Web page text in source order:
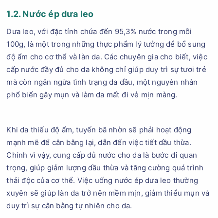
1.2. Nước ép dưa leo
Dưa leo, với đặc tính chứa đến 95,3% nước trong mỗi
100g, là một trong những thực phẩm lý tưởng để bổ sung
độ ẩm cho cơ thể và làn da. Các chuyên gia cho biết, việc
cấp nước đầy đủ cho da không chỉ giúp duy trì sự tươi trẻ
mà còn ngăn ngừa tình trạng da dầu, một nguyên nhân
phổ biến gây mụn và làm da mất đi vẻ mịn màng.
Khi da thiếu độ ẩm, tuyến bã nhờn sẽ phải hoạt động
mạnh mẽ để cân bằng lại, dẫn đến việc tiết dầu thừa.
Chính vì vậy, cung cấp đủ nước cho da là bước đi quan
trọng, giúp giảm lượng dầu thừa và tăng cường quá trình
thải độc của cơ thể. Việc uống nước ép dưa leo thường
xuyên sẽ giúp làn da trở nên mềm mịn, giảm thiểu mụn và
duy trì sự cân bằng tự nhiên cho da.